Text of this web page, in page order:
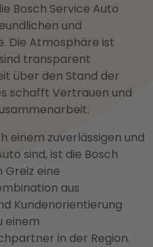
Bosch Service Auto
und
Die Atmosphäre ist
transparent
über den Stand der
schafft Vertrauen und
einem zuverlässigen und
sind, ist die Bosch
Greiz eine
aus
Kundenorientierung
einem
in der Region.